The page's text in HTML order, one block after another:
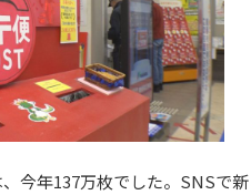
今年137万枚でした。SNSで新